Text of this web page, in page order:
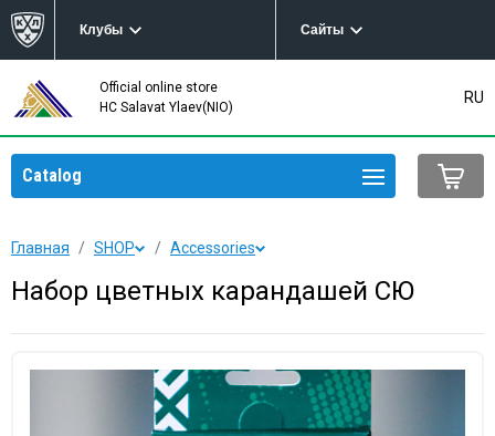
Клубы Сайты
Official online store
HC Salavat Ylaev(NIO)
RU
Catalog
Главная SHOP Accessories
Набор цветных карандашей СЮ